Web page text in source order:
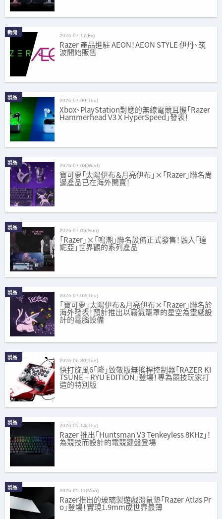
新聞 2026.07.17(Fri)
Razer 產品進駐 AEON！AEON STYLE 伊丹、筑
波開始販售
製品 2026.07.09(Thu)
Xbox、PlayStation對應的無線電競耳機「Razer
Hammerhead V3 X HyperSpeed」發表！
製品 2026.07.08(Wed)
寶可夢「太陽伊布＆月亮伊布」×「Razer」聯名周
邊產品已在海外開賣！
製品 2026.07.05(Sun)
「Razer」×「鳴潮」聯名設備正式發售！融入「達
妮亞」世界觀的系列產品
製品 2026.07.02(Thu)
「寶可夢」太陽伊布＆月亮伊布×「Razer」聯名於
海外發表！預計推出以霧氣籠罩的星空為靈感設
計的電腦設備
製品 2026.06.30(Tue)
快打旋風6「隆」致敬版無搖桿控制器「RAZER KI
TSUNE – RYU EDITION」登場！專為競技玩家打
造的特別版
製品 2026.05.14(Thu)
Razer 推出「Huntsman V3 Tenkeyless 8KHz」！
為競技而設計的電競鍵盤登場
製品 2026.05.11(Mon)
Razer推出的玻璃製遊戲滑鼠墊「Razer Atlas Pr
o」登場！實現1.9mm成世界最薄